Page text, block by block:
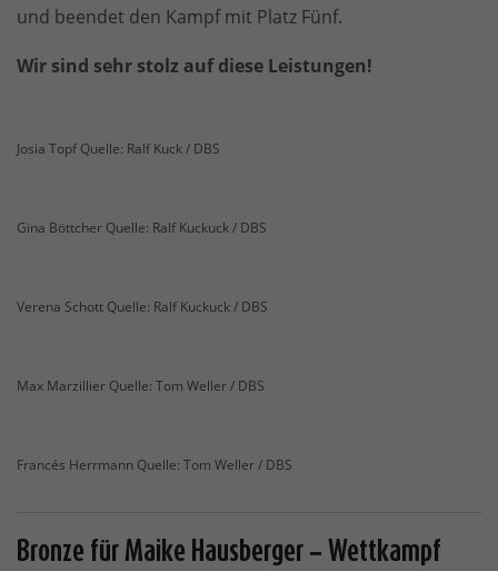
und beendet den Kampf mit Platz Fünf.
Wir sind sehr stolz auf diese Leistungen!
Josia Topf Quelle: Ralf Kuck / DBS
Gina Böttcher Quelle: Ralf Kuckuck / DBS
Verena Schott Quelle: Ralf Kuckuck / DBS
Max Marzillier Quelle: Tom Weller / DBS
Francés Herrmann Quelle: Tom Weller / DBS
Bronze für Maike Hausberger – Wettkampf